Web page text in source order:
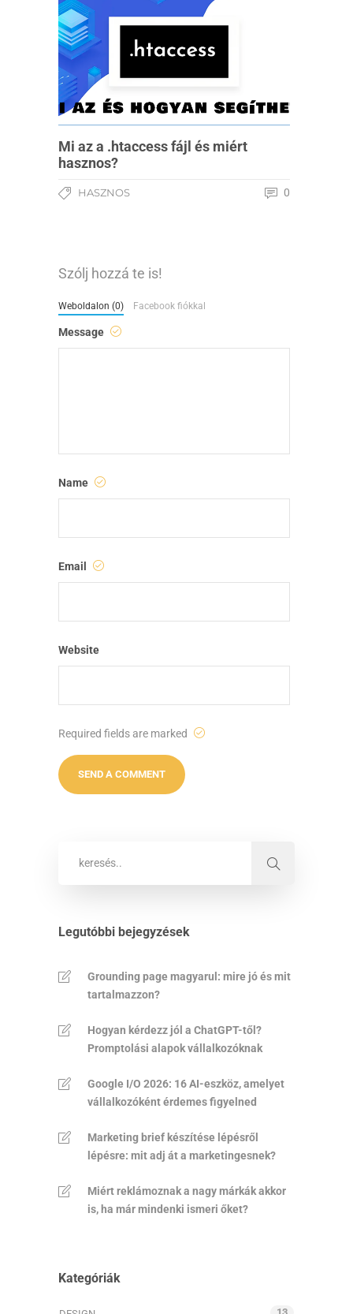
Mi az a .htaccess fájl és miért
hasznos?
HASZNOS 0
Szólj hozzá te is!
Weboldalon (0) Facebook fiókkal
Message
Name
Email
Website
Required fields are marked
Legutóbbi bejegyzések
Grounding page magyarul: mire jó és mit
tartalmazzon?
Hogyan kérdezz jól a ChatGPT-től?
Promptolási alapok vállalkozóknak
Google I/O 2026: 16 AI-eszköz, amelyet
vállalkozóként érdemes figyelned
Marketing brief készítése lépésről
lépésre: mit adj át a marketingesnek?
Miért reklámoznak a nagy márkák akkor
is, ha már mindenki ismeri őket?
Kategóriák